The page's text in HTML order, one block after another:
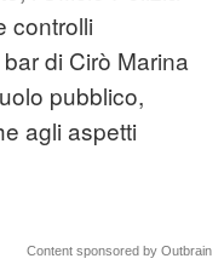
controlli
di Cirò Marina
pubblico,
agli aspetti
Content sponsored by Outbrain